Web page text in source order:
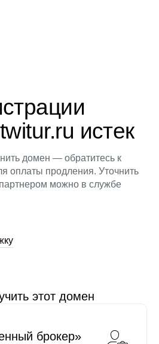
истек
домен — обратитесь к
оплаты продления. Уточнить
можно в службе
этот домен
брокер»